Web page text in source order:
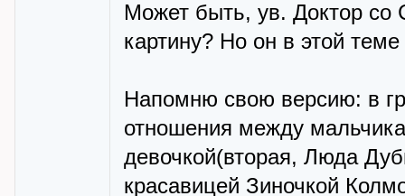
Может быть, ув. Доктор со
картину? Но он в этой
Напомню свою версию: в
отношения между
девочкой(вторая, Люда
красавицей Зиночкой